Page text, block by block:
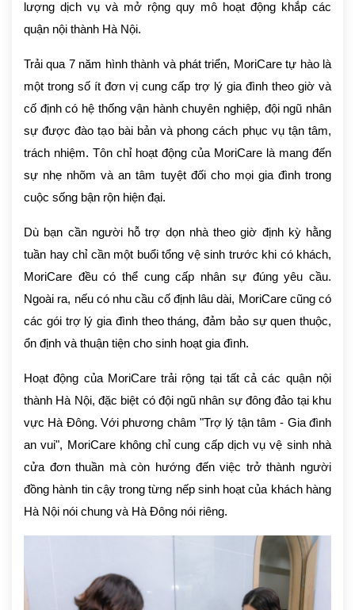
lượng dịch vụ và mở rộng quy mô hoạt động khắp các
quận nội thành Hà Nội.
Trải qua 7 năm hình thành và phát triển, MoriCare tự hào là
một trong số ít đơn vị cung cấp trợ lý gia đình theo giờ và
cố định có hệ thống vận hành chuyên nghiệp, đội ngũ nhân
sự được đào tạo bài bản và phong cách phục vụ tận tâm,
trách nhiệm. Tôn chỉ hoạt động của MoriCare là mang đến
sự nhẹ nhõm và an tâm tuyệt đối cho mọi gia đình trong
cuộc sống bận rộn hiện đại.
Dù bạn cần người hỗ trợ dọn nhà theo giờ định kỳ hằng
tuần hay chỉ cần một buổi tổng vệ sinh trước khi có khách,
MoriCare đều có thể cung cấp nhân sự đúng yêu cầu.
Ngoài ra, nếu có nhu cầu cố định lâu dài, MoriCare cũng có
các gói trợ lý gia đình theo tháng, đảm bảo sự quen thuộc,
ổn định và thuận tiện cho sinh hoạt gia đình.
Hoạt động của MoriCare trải rộng tại tất cả các quận nội
thành Hà Nội, đặc biệt có đội ngũ nhân sự đông đảo tại khu
vực Hà Đông. Với phương châm "Trợ lý tận tâm - Gia đình
an vui", MoriCare không chỉ cung cấp dịch vụ vệ sinh nhà
cửa đơn thuần mà còn hướng đến việc trở thành người
đồng hành tin cậy trong từng nếp sinh hoạt của khách hàng
Hà Nội nói chung và Hà Đông nói riêng.